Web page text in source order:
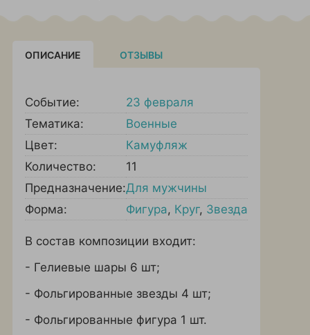
ОПИСАНИЕ ОТЗЫВЫ
Событие:
23 февраля
Тематика:
Военные
Цвет:
Камуфляж
Количество:
11
Предназначение:Для мужчины
Форма:
Фигура, Круг, Звезда
В состав композиции входит:
- Гелиевые шары 6 шт;
- Фольгированные звезды 4 шт;
- Фольгированные фигура 1 шт.